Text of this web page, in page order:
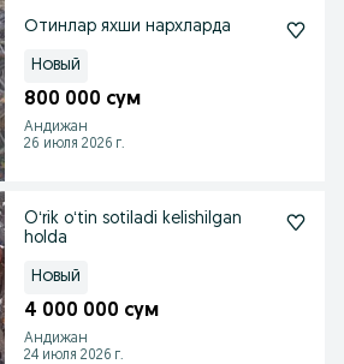
Отинлар яхши нархларда
Новый
800 000 сум
Андижан
26 июля 2026 г.
Oʻrik oʻtin sotiladi kelishilgan
holda
Новый
4 000 000 сум
Андижан
24 июля 2026 г.